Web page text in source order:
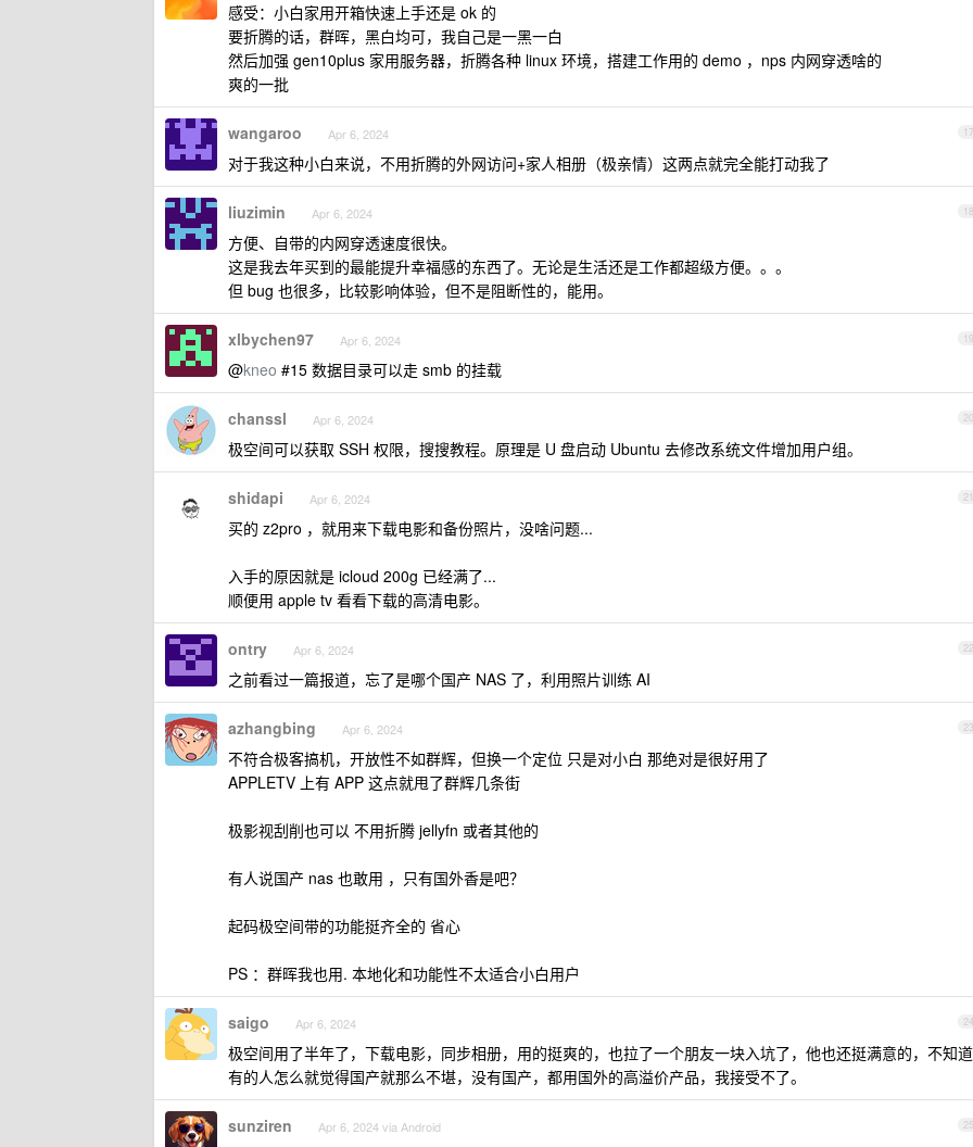
感受：小白家用开箱快速上手还是 ok 的
要折腾的话，群晖，黑白均可，我自己是一黑一白
然后加强 gen10plus 家用服务器，折腾各种 linux 环境，搭建工作用的 demo ，nps 内网穿透啥的
爽的一批
17
wangaroo Apr 6, 2024
对于我这种小白来说，不用折腾的外网访问+家人相册（极亲情）这两点就完全能打动我了
18
liuzimin Apr 6, 2024
方便、自带的内网穿透速度很快。
这是我去年买到的最能提升幸福感的东西了。无论是生活还是工作都超级方便。。。
但 bug 也很多，比较影响体验，但不是阻断性的，能用。
19
xlbychen97 Apr 6, 2024
@kneo #15 数据目录可以走 smb 的挂载
20
chanssl Apr 6, 2024
极空间可以获取 SSH 权限，搜搜教程。原理是 U 盘启动 Ubuntu 去修改系统文件增加用户组。
21
shidapi Apr 6, 2024
买的 z2pro ，就用来下载电影和备份照片，没啥问题...
入手的原因就是 icloud 200g 已经满了...
顺便用 apple tv 看看下载的高清电影。
22
ontry Apr 6, 2024
之前看过一篇报道，忘了是哪个国产 NAS 了，利用照片训练 AI
23
azhangbing Apr 6, 2024
不符合极客搞机，开放性不如群辉，但换一个定位 只是对小白 那绝对是很好用了
APPLETV 上有 APP 这点就甩了群辉几条街
极影视刮削也可以 不用折腾 jellyfn 或者其他的
有人说国产 nas 也敢用 ，只有国外香是吧？
起码极空间带的功能挺齐全的 省心
PS ：群晖我也用. 本地化和功能性不太适合小白用户
24
saigo Apr 6, 2024
极空间用了半年了，下载电影，同步相册，用的挺爽的，也拉了一个朋友一块入坑了，他也还挺满意的，不知道
有的人怎么就觉得国产就那么不堪，没有国产，都用国外的高溢价产品，我接受不了。
25
sunziren Apr 6, 2024 via Android